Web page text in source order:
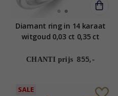
Diamant ring in 14 karaat
witgoud 0,03 ct 0,35 ct
CHANTI prijs 855,-
SALE